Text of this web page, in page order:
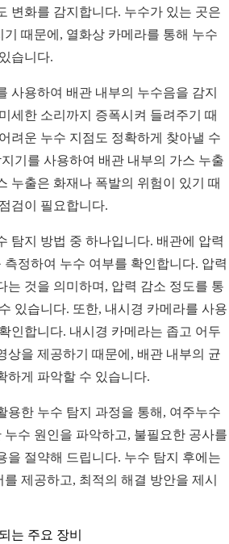
변화를 감지합니다. 누수가 있는 곳은
때문에, 열화상 카메라를 통해 누수
습니다.
사용하여 배관 내부의 누수음을 감지
세한 소리까지 증폭시켜 들려주기 때
려운 누수 지점도 정확하게 찾아낼 수
기를 사용하여 배관 내부의 가스 누출
누출은 화재나 폭발의 위험이 있기 때
검이 필요합니다.
탐지 방법 중 하나입니다. 배관에 압력
측정하여 누수 여부를 확인합니다. 압력
는 것을 의미하며, 압력 감소 정도를 통
있습니다. 또한, 내시경 카메라를 사용
인합니다. 내시경 카메라는 좁고 어두
상을 제공하기 때문에, 배관 내부의 균
하게 파악할 수 있습니다.
용한 누수 탐지 과정을 통해, 여주누수
수 원인을 파악하고, 불필요한 공사를
을 절약해 드립니다. 누수 탐지 후에는
제공하고, 최적의 해결 방안을 제시
는 주요 장비